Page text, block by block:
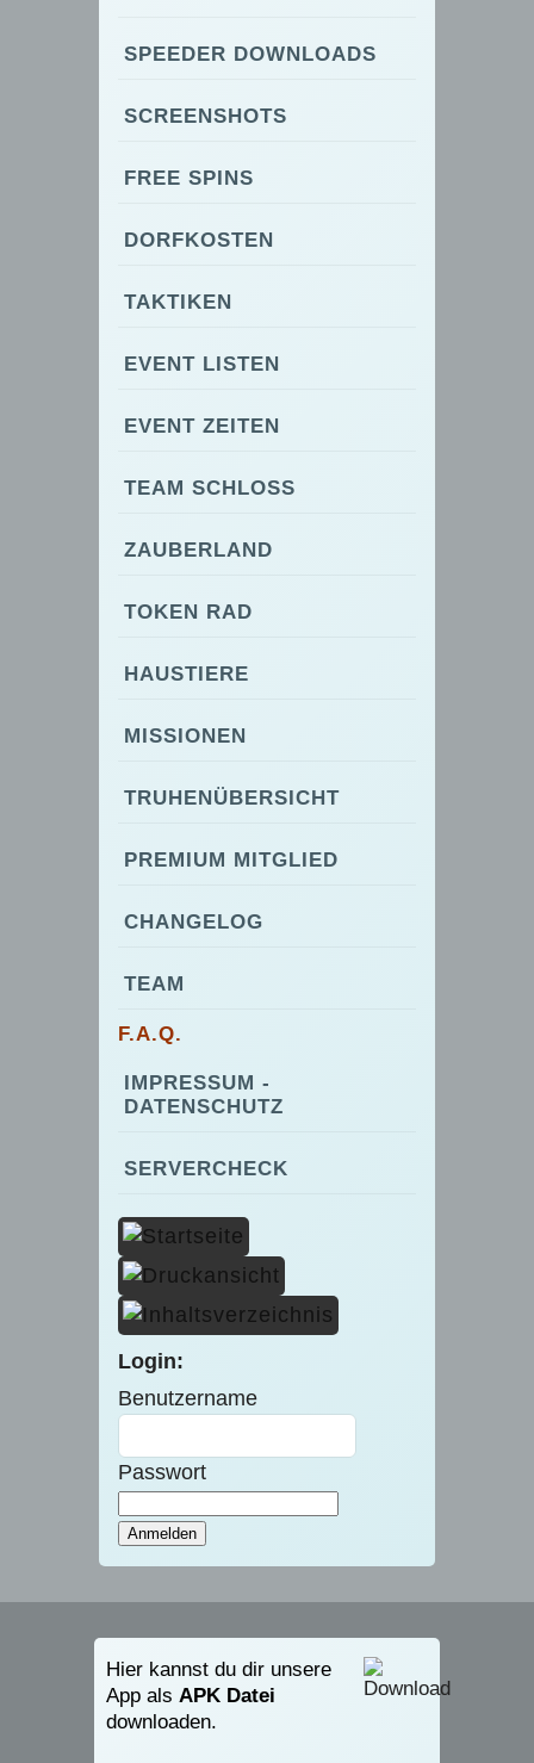
SPEEDER DOWNLOADS
SCREENSHOTS
FREE SPINS
DORFKOSTEN
TAKTIKEN
EVENT LISTEN
EVENT ZEITEN
TEAM SCHLOSS
ZAUBERLAND
TOKEN RAD
HAUSTIERE
MISSIONEN
TRUHENÜBERSICHT
PREMIUM MITGLIED
CHANGELOG
TEAM
F.A.Q.
IMPRESSUM -
DATENSCHUTZ
SERVERCHECK
Login:
Benutzername
Passwort
Hier kannst du dir unsere
App als APK Datei
downloaden.